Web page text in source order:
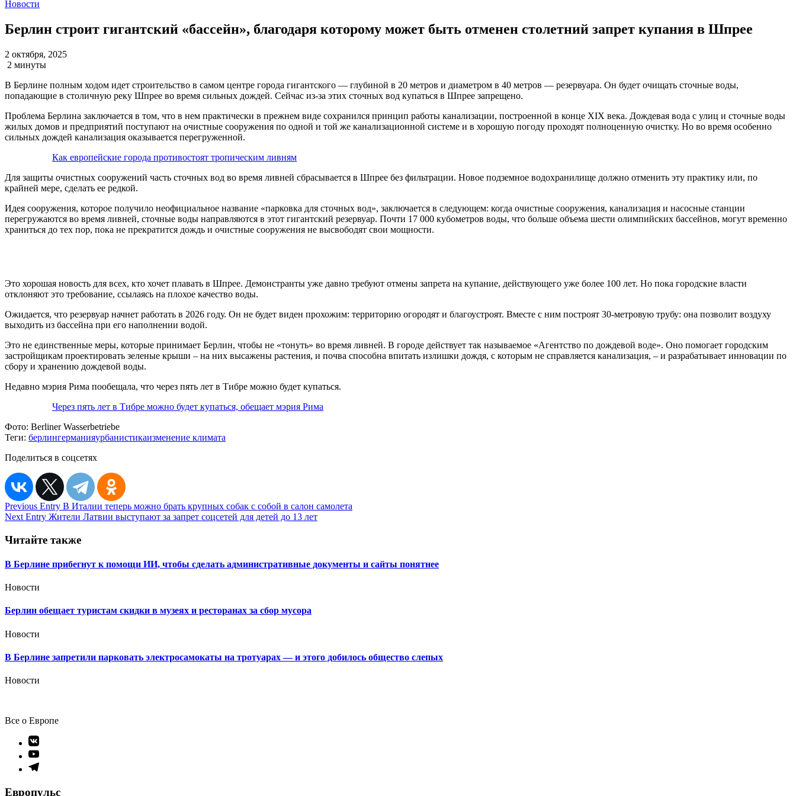
Новости
Берлин строит гигантский «бассейн», благодаря которому может быть отменен столетний запрет купания в Шпрее
2 октября, 2025
2 минуты
В Берлине полным ходом идет строительство в самом центре города гигантского — глубиной в 20 метров и диаметром в 40 метров — резервуара. Он будет очищать сточные воды,
попадающие в столичную реку Шпрее во время сильных дождей. Сейчас из-за этих сточных вод купаться в Шпрее запрещено.
Проблема Берлина заключается в том, что в нем практически в прежнем виде сохранился принцип работы канализации, построенной в конце XIX века. Дождевая вода с улиц и сточные воды
жилых домов и предприятий поступают на очистные сооружения по одной и той же канализационной системе и в хорошую погоду проходят полноценную очистку. Но во время особенно
сильных дождей канализация оказывается перегруженной.
Как европейские города противостоят тропическим ливням
Для защиты очистных сооружений часть сточных вод во время ливней сбрасывается в Шпрее без фильтрации. Новое подземное водохранилище должно отменить эту практику или, по
крайней мере, сделать ее редкой.
Идея сооружения, которое получило неофициальное название «парковка для сточных вод», заключается в следующем: когда очистные сооружения, канализация и насосные станции
перегружаются во время ливней, сточные воды направляются в этот гигантский резервуар. Почти 17 000 кубометров воды, что больше объема шести олимпийских бассейнов, могут временно
храниться до тех пор, пока не прекратится дождь и очистные сооружения не высвободят свои мощности.
Это хорошая новость для всех, кто хочет плавать в Шпрее. Демонстранты уже давно требуют отмены запрета на купание, действующего уже более 100 лет. Но пока городские власти
отклоняют это требование, ссылаясь на плохое качество воды.
Ожидается, что резервуар начнет работать в 2026 году. Он не будет виден прохожим: территорию огородят и благоустроят. Вместе с ним построят 30-метровую трубу: она позволит воздуху
выходить из бассейна при его наполнении водой.
Это не единственные меры, которые принимает Берлин, чтобы не «тонуть» во время ливней. В городе действует так называемое «Агентство по дождевой воде». Оно помогает городским
застройщикам проектировать зеленые крыши – на них высажены растения, и почва способна впитать излишки дождя, с которым не справляется канализация, – и разрабатывает инновации по
сбору и хранению дождевой воды.
Недавно мэрия Рима пообещала, что через пять лет в Тибре можно будет купаться.
Через пять лет в Тибре можно будет купаться, обещает мэрия Рима
Фото: Berliner Wasserbetriebe
Теги: берлингерманияурбанистикаизменение климата
Поделиться в соцсетях
Навигация
по
записям
Previous Entry В Италии теперь можно брать крупных собак с собой в салон самолета
Next Entry Жители Латвии выступают за запрет соцсетей для детей до 13 лет
Читайте также
В Берлине прибегнут к помощи ИИ, чтобы сделать административные документы и сайты понятнее
Новости
Берлин обещает туристам скидки в музеях и ресторанах за сбор мусора
Новости
В Берлине запретили парковать электросамокаты на тротуарах — и этого добилось общество слепых
Новости
Все о Европе
Элемент
меню
Элемент
меню
Элемент
Европульс